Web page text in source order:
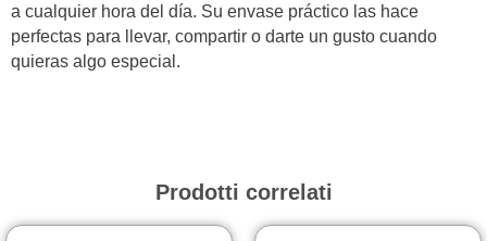
a cualquier hora del día. Su envase práctico las hace
perfectas para llevar, compartir o darte un gusto cuando
quieras algo especial.
Prodotti correlati